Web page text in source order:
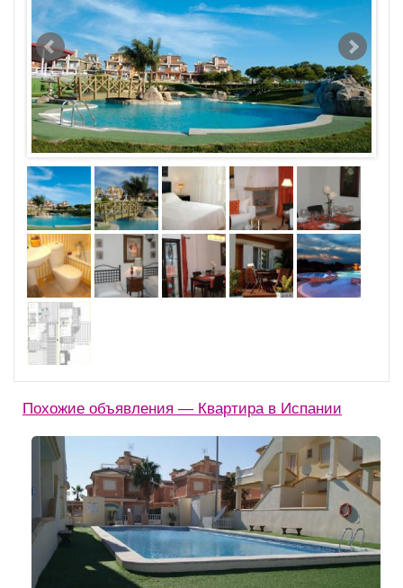
Похожие объявления — Квартира в Испании